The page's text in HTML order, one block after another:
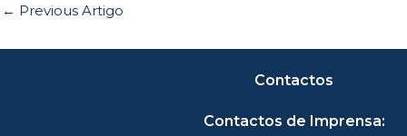
← Previous Artigo
Contactos
Contactos de Imprensa: